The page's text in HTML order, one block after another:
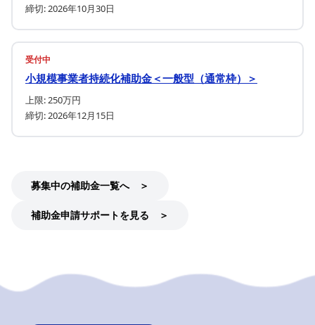
締切: 2026年10月30日
受付中
小規模事業者持続化補助金＜一般型（通常枠）＞
上限: 250万円
締切: 2026年12月15日
募集中の補助金一覧へ ＞
補助金申請サポートを見る ＞